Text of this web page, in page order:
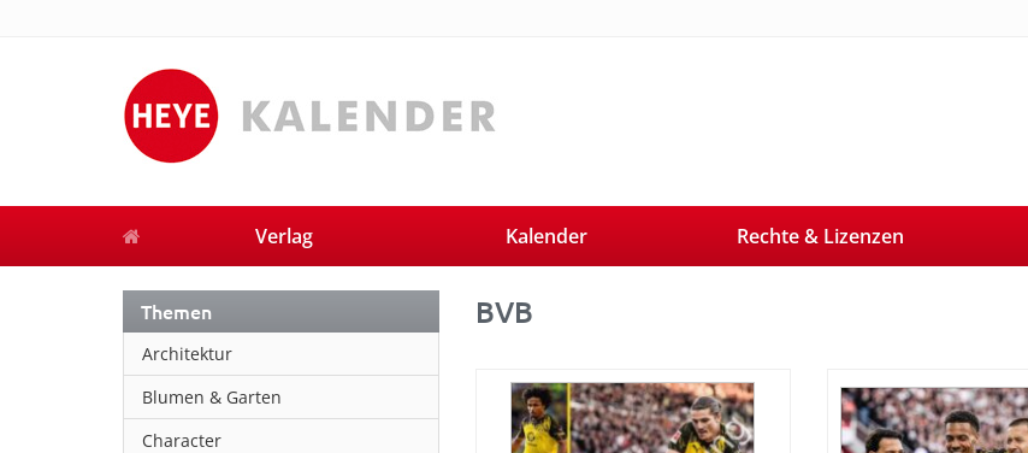
Verlag Kalender Rechte & Lizenzen
Themen
Architektur
Blumen & Garten
Character
BVB